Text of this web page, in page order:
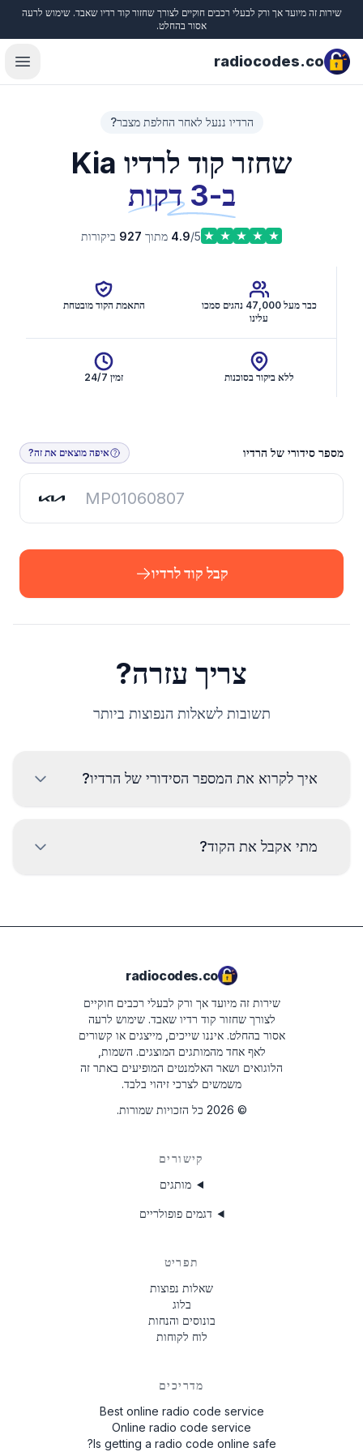
שירות זה מיועד אך ורק לבעלי רכבים חוקיים לצורך שחזור קוד רדיו שאבד. שימוש לרעה
אסור בהחלט.
radiocodes.co
הרדיו ננעל לאחר החלפת מצבר?
שחזר קוד לרדיו Kia
ב-3 דקות
4.9/5 מתוך 927 ביקורות
כבר מעל 47,000 נהגים סמכו
עלינו
התאמת הקוד מובטחת
ללא ביקור בסוכנות זמין 24/7
קבל קוד לרדיו
מספר סידורי של הרדיו איפה מוצאים את זה?
קבל קוד לרדיו
צריך עזרה?
תשובות לשאלות הנפוצות ביותר
איך לקרוא את המספר הסידורי של הרדיו?
הקוד מהתווית על גוף הרדיו. בדרך כלל המספר הסידורי נמצא מעל
11 07 0210
7918HN065012235
65012235
FD0893456589123
UBTE333456X
מתי אקבל את הקוד?
radiocodes.co
שירות זה מיועד אך ורק לבעלי רכבים חוקיים
לצורך שחזור קוד רדיו שאבד. שימוש לרעה
אסור בהחלט. איננו שייכים, מייצגים או קשורים
לאף אחד מהמותגים המוצגים. השמות,
הלוגואים ושאר האלמנטים המופיעים באתר זה
משמשים לצרכי זיהוי בלבד.
©
2026 כל הזכויות שמורות.
קישורים
מותגים
דגמים פופולריים
תפריט
שאלות נפוצות
בלוג
בונוסים והנחות
לוח לקוחות
מדריכים
Best online radio code service
Online radio code service
Is getting a radio code online safe?